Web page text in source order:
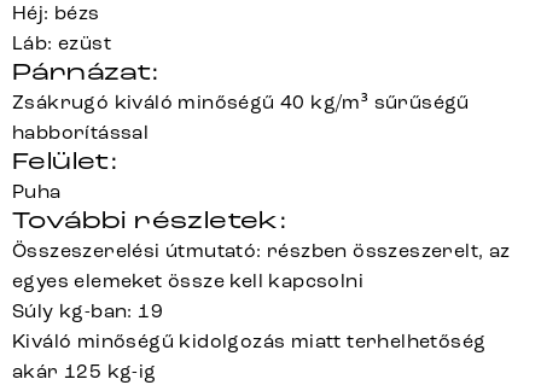
Héj: bézs
Láb: ezüst
Párnázat:
Zsákrugó kiváló minőségű 40 kg/m³ sűrűségű
habborítással
Felület:
Puha
További részletek:
Összeszerelési útmutató: részben összeszerelt, az
egyes elemeket össze kell kapcsolni
Súly kg-ban: 19
Kiváló minőségű kidolgozás miatt terhelhetőség
akár 125 kg-ig